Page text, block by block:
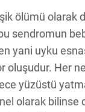
ölümü olarak
sendromun
yani uyku
oluşudur. Her
yüzüstü
olarak